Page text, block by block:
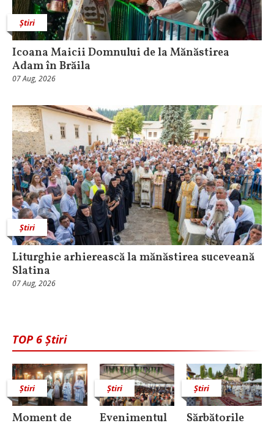
Știri
Icoana Maicii Domnului de la Mănăstirea
Adam în Brăila
07 Aug, 2026
Știri
Liturghie arhierească la mănăstirea suceveană
Slatina
07 Aug, 2026
TOP 6 Știri
Știri
Moment de
Știri
Evenimentul
Știri
Sărbătorile